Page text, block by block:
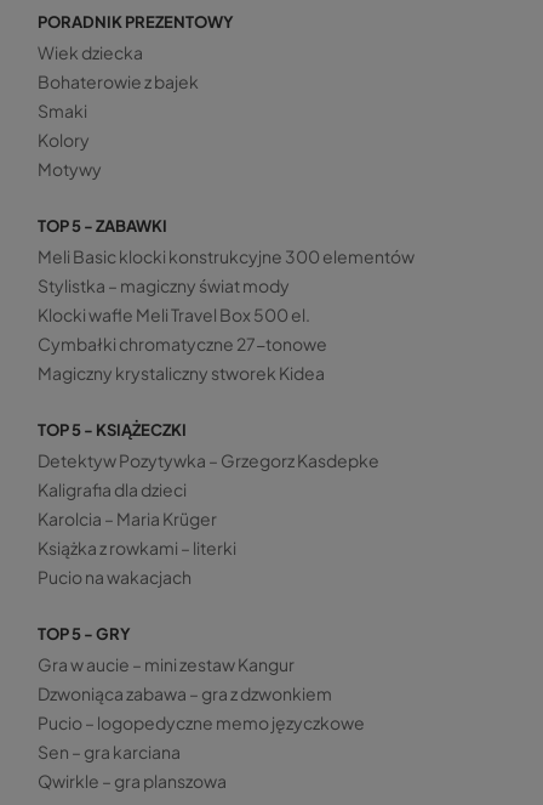
PORADNIK PREZENTOWY
Wiek dziecka
Bohaterowie z bajek
Smaki
Kolory
Motywy
TOP 5 - ZABAWKI
Meli Basic klocki konstrukcyjne 300 elementów
Stylistka – magiczny świat mody
Klocki wafle Meli Travel Box 500 el.
Cymbałki chromatyczne 27-tonowe
Magiczny krystaliczny stworek Kidea
TOP 5 - KSIĄŻECZKI
Detektyw Pozytywka – Grzegorz Kasdepke
Kaligrafia dla dzieci
Karolcia – Maria Krüger
Książka z rowkami – literki
Pucio na wakacjach
TOP 5 - GRY
Gra w aucie – mini zestaw Kangur
Dzwoniąca zabawa – gra z dzwonkiem
Pucio – logopedyczne memo języczkowe
Sen – gra karciana
Qwirkle – gra planszowa